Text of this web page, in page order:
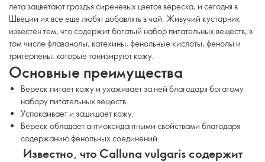
лета зацветают гроздья сиреневых цветов вереска, и сегодня в
Швеции их все еще любят добавлять в чай. Живучий кустарник
известен тем, что содержит богатый набор питательных веществ, в
том числе флаванолы, катехины, фенольные кислоты, фенолы и
тритерпены, которые тонизируют кожу.
Основные преимущества
Вереск питает кожу и ухаживает за ней благодаря богатому
набору питательных веществ.
Успокаивает и защищает кожу.
Вереск обладает антиоксидантными свойствами благодаря
содержанию фенольных соединений.
Известно, что Calluna vulgaris содержит